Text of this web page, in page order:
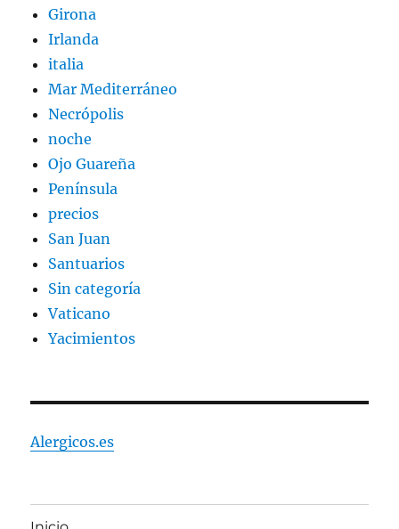
Girona
Irlanda
italia
Mar Mediterráneo
Necrópolis
noche
Ojo Guareña
Península
precios
San Juan
Santuarios
Sin categoría
Vaticano
Yacimientos
Alergicos.es